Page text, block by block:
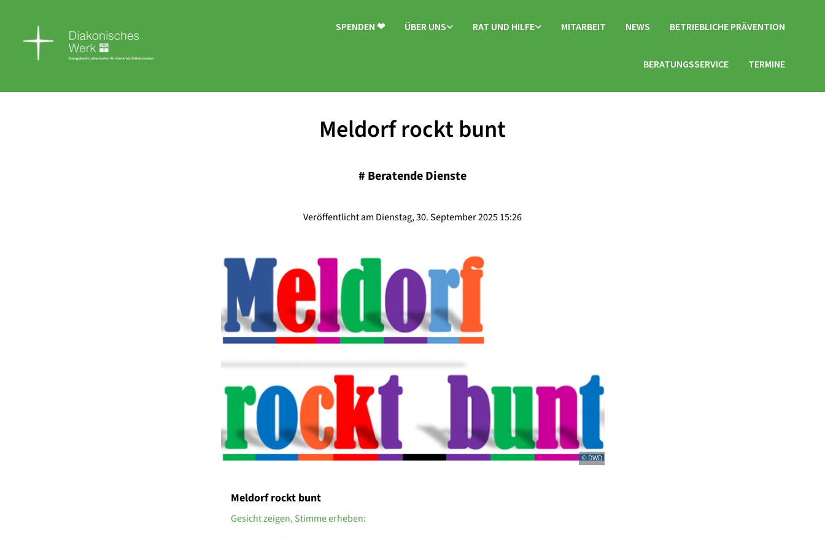
SPENDEN ❤ ÜBER UNS RAT UND HILFE MITARBEIT NEWS BETRIEBLICHE PRÄVENTION
BERATUNGSSERVICE TERMINE
Meldorf rockt bunt
# Beratende Dienste
Veröffentlicht am Dienstag, 30. September 2025 15:26
© DWD
Meldorf rockt bunt
Gesicht zeigen, Stimme erheben: